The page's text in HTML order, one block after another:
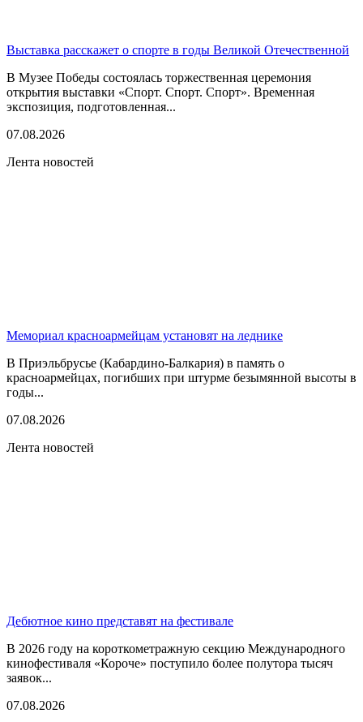
Выставка расскажет о спорте в годы Великой Отечественной
В Музее Победы состоялась торжественная церемония
открытия выставки «Спорт. Спорт. Спорт». Временная
экспозиция, подготовленная...
07.08.2026
Лента новостей
Мемориал красноармейцам установят на леднике
В Приэльбрусье (Кабардино-Балкария) в память о
красноармейцах, погибших при штурме безымянной высоты в
годы...
07.08.2026
Лента новостей
Дебютное кино представят на фестивале
В 2026 году на короткометражную секцию Международного
кинофестиваля «Короче» поступило более полутора тысяч
заявок...
07.08.2026